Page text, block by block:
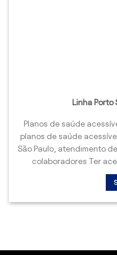
Linha Porto
Planos de saúde
planos de saúde
São Paulo, atendimento
colaboradores Ter